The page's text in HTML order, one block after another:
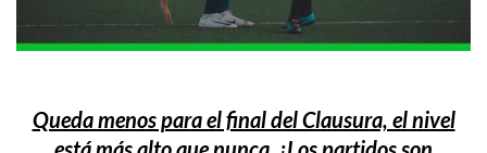
Queda menos para el final del Clausura, el nivel